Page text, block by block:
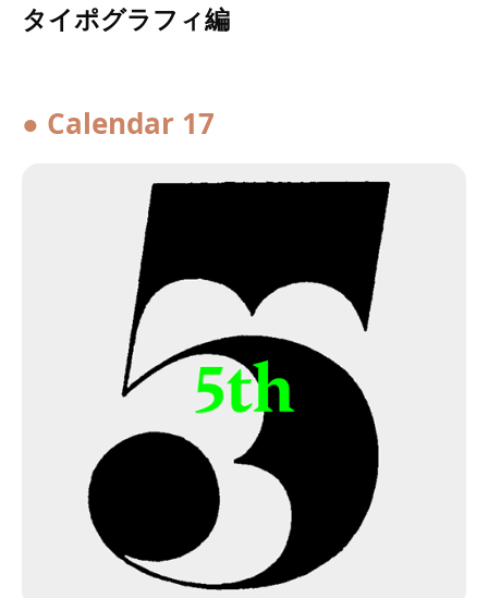
タイポグラフィ編
● Calendar 17